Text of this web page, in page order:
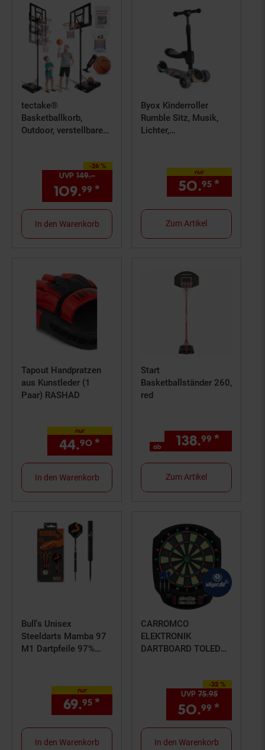
tectake®
Basketballkorb,
Outdoor, verstellbare
inklusive Ball, Pumpe
und 2 Netze
-26 %
Sie Sparen 26 Prozent,
UVP 149.–
109.99 * Aktueller Preis: 109,
In den Warenkorb
Byox Kinderroller
Rumble Sitz, Musik,
Lichter,
nur
50.95 *
Zum Artikel
Tapout Handpratzen
aus Kunstleder (1
Paar) RASHAD
nur
44.90 * 90€ Sternchen
In den Warenkorb
Start
Basketballständer 260,
red
ab 138.99 *
Zum Artikel
Bull's Unisex
Steeldarts Mamba 97
M1 Dartpfeile 97%
nur
69.95 * € Sternchen
In den Warenkorb
CARROMCO
ELEKTRONIK
DARTBOARD TOLEDO
-32 %
Sie Sparen 32 Prozent,
UVP75.95UVP : 75,
50.99 *
In den Warenkorb